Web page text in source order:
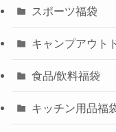
スポーツ福袋
キャンプアウト
食品/飲料福袋
キッチン用品福